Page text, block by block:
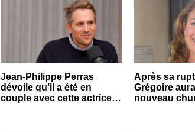
Jean-Philippe Perras
dévoile qu’il a été en
couple avec cette actrice
Après sa
Grégoire
nouveau